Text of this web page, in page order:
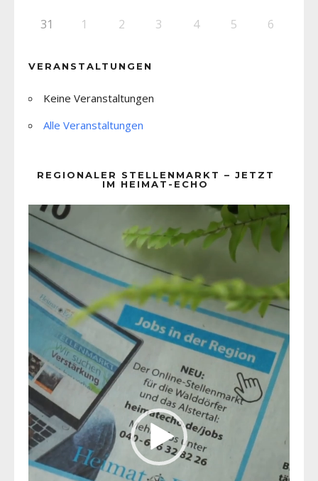
31 1 2 3 4 5 6
VERANSTALTUNGEN
Keine Veranstaltungen
Alle Veranstaltungen
REGIONALER STELLENMARKT – JETZT
IM HEIMAT-ECHO
Player